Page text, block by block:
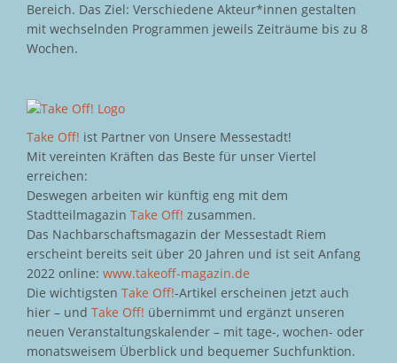
Bereich. Das Ziel: Verschiedene Akteur*innen gestalten
mit wechselnden Programmen jeweils Zeiträume bis zu 8
Wochen.
Take Off! ist Partner von Unsere Messestadt!
Mit vereinten Kräften das Beste für unser Viertel
erreichen:
Deswegen arbeiten wir künftig eng mit dem
Stadtteilmagazin Take Off! zusammen.
Das Nachbarschaftsmagazin der Messestadt Riem
erscheint bereits seit über 20 Jahren und ist seit Anfang
2022 online: www.takeoff-magazin.de
Die wichtigsten Take Off!-Artikel erscheinen jetzt auch
hier – und Take Off! übernimmt und ergänzt unseren
neuen Veranstaltungskalender – mit tage-, wochen- oder
monatsweisem Überblick und bequemer Suchfunktion.